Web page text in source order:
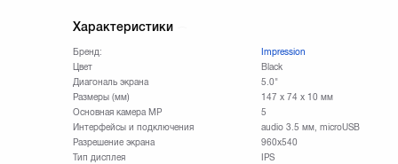
Характеристики
Бренд:
Impression
Цвет
Black
Диагональ экрана
5.0"
Размеры (мм)
147 x 74 x 10 мм
Основная камера МР
5
Интерфейсы и подключения
audio 3.5 мм, microUSB
Разрешение экрана
960x540
Тип дисплея
IPS